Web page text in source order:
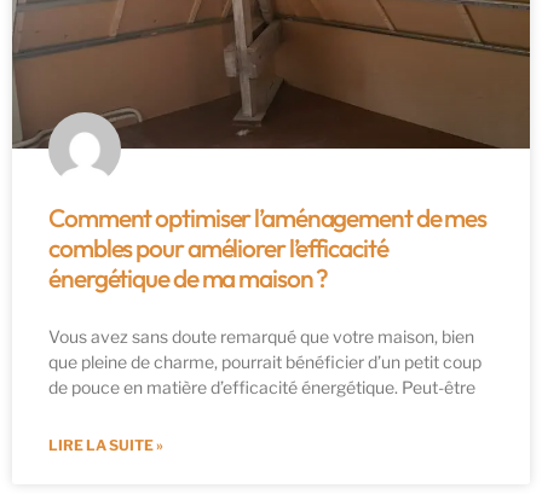
Comment optimiser l’aménagement de mes
combles pour améliorer l’efficacité
énergétique de ma maison ?
Vous avez sans doute remarqué que votre maison, bien
que pleine de charme, pourrait bénéficier d’un petit coup
de pouce en matière d’efficacité énergétique. Peut-être
LIRE LA SUITE »